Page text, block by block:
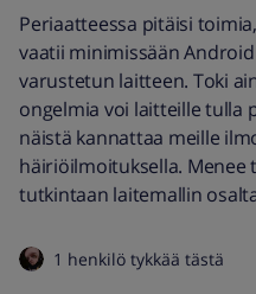
Periaatteessa pitäisi
vaatii minimissään
varustetun laitteen. Toki
ongelmia voi laitteille tulla
näistä kannattaa meille
häiriöilmoituksella.
tutkintaan laitemallin
1 henkilö tykkää tästä